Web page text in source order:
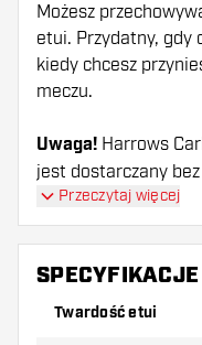
Możesz
etui. Przydatny, gdy
kiedy chcesz
meczu.
Uwaga! Harrows
jest dostarczany
Przeczytaj więcej
SPECYFIKACJE
Twardość etui